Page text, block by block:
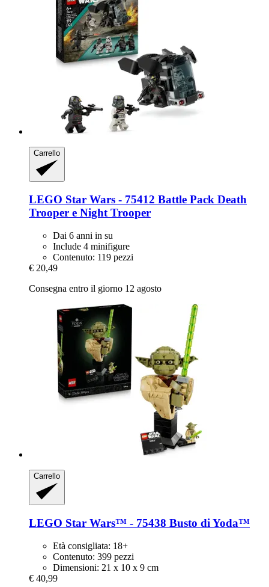
Carrello
LEGO Star Wars -​ 75412 Battle Pack Death
Trooper e Night Trooper
Dai 6 anni in su
Include 4 minifigure
Contenuto: 119 pezzi
€ 20,49
Consegna entro il giorno 12 agosto
Carrello
LEGO Star Wars™ -​ 75438 Busto di Yoda™
Età consigliata: 18+
Contenuto: 399 pezzi
Dimensioni: 21 x 10 x 9 cm
€ 40,99